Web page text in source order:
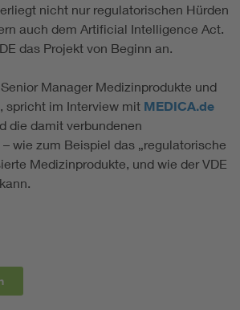
nicht nur regulatorischen Hürden
auch dem Artificial Intelligence Act.
das Projekt von Beginn an.
Senior Manager Medizinprodukte und
spricht im Interview mit MEDICA.de
die damit verbundenen
wie zum Beispiel das „regulatorische
Medizinprodukte, und wie der VDE